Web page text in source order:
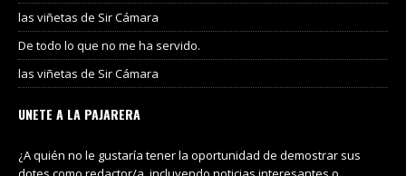
las viñetas de Sir Cámara
De todo lo que no me ha servido.
las viñetas de Sir Cámara
UNETE A LA PAJARERA
¿A quién no le gustaría tener la oportunidad de demostrar sus